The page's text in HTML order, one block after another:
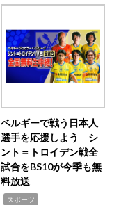
ベルギーで戦う日本人
選手を応援しよう シ
ント＝トロイデン戦全
試合をBS10が今季も無
料放送
スポーツ